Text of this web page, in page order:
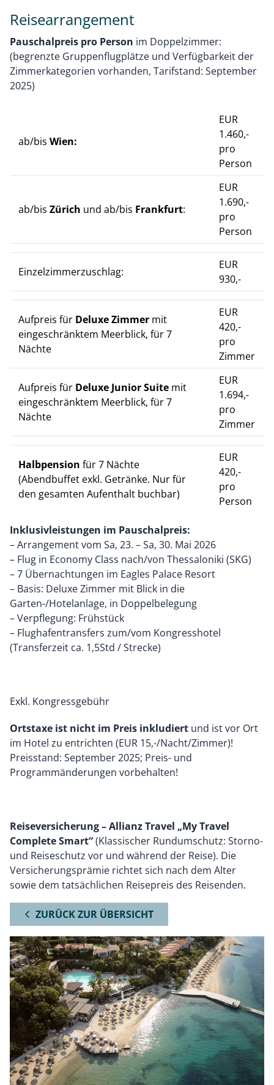
Reisearrangement
Pauschalpreis pro Person im Doppelzimmer:
(begrenzte Gruppenflugplätze und Verfügbarkeit der
Zimmerkategorien vorhanden, Tarifstand: September
2025)
ab/bisWien:
EUR
1.460,-
pro
Person
ab/bisZürich und ab/bis Frankfurt:
EUR
1.690,-
pro
Person
Einzelzimmerzuschlag:
EUR
930,-
Aufpreis für Deluxe Zimmer mit
eingeschränktem Meerblick, für 7
Nächte
EUR
420,-
pro
Zimmer
Aufpreis für Deluxe Junior Suite mit
eingeschränktem Meerblick, für 7
Nächte
EUR
1.694,-
pro
Zimmer
Halbpension für 7 Nächte
(Abendbuffet exkl. Getränke. Nur für
den gesamten Aufenthalt buchbar)
EUR
420,-
pro
Person
Inklusivleistungen im Pauschalpreis:
– Arrangement vom Sa, 23. – Sa, 30. Mai 2026
– Flug in Economy Class nach/von Thessaloniki (SKG)
– 7 Übernachtungen im Eagles Palace Resort
– Basis: Deluxe Zimmer mit Blick in die
Garten-/Hotelanlage, in Doppelbelegung
– Verpflegung: Frühstück
– Flughafentransfers zum/vom Kongresshotel
(Transferzeit ca. 1,5Std / Strecke)
Exkl. Kongressgebühr
Ortstaxe ist nicht im Preis inkludiert und ist vor Ort
im Hotel zu entrichten (EUR 15,-/Nacht/Zimmer)!
Preisstand: September 2025; Preis- und
Programmänderungen vorbehalten!
Reiseversicherung – Allianz Travel „MyTravel
CompleteSmart“(Klassischer Rundumschutz: Storno-
und Reiseschutz vor und während der Reise). Die
Versicherungsprämie richtet sich nach dem Alter
sowie dem tatsächlichen Reisepreis des Reisenden.
ZURÜCK ZUR ÜBERSICHT